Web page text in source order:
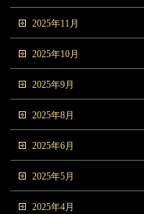
2025年11月
2025年10月
2025年9月
2025年8月
2025年6月
2025年5月
2025年4月